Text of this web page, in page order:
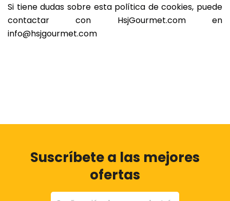
Si tiene dudas sobre esta política de cookies, puede
contactar con HsjGourmet.com en
info@hsjgourmet.com
Suscríbete a las mejores
ofertas